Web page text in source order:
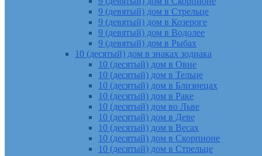
9 (девятый) дом в Стрельце
9 (девятый) дом в Козероге
9 (девятый) дом в Водолее
9 (девятый) дом в Рыбах
10 (десятый) дом в знаках зодиака
10 (десятый) дом в Овне
10 (десятый) дом в Тельце
10 (десятый) дом в Близнецах
10 (десятый) дом в Раке
10 (десятый) дом во Льве
10 (десятый) дом в Деве
10 (десятый) дом в Весах
10 (десятый) дом в Скорпионе
10 (десятый) дом в Стрельце